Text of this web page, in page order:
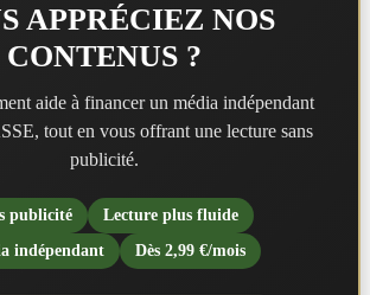
APPRÉCIEZ NOS
CONTENUS ?
aide à financer un média indépendant
tout en vous offrant une lecture sans
publicité.
publicité
Lecture plus fluide
indépendant
Dès 2,99 €/mois